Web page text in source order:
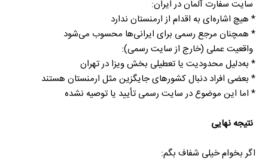
‎* هیچ اشاره‌ای به اقدام از ارمنستان ندارد
‎* همچنان مرجع رسمی برای ایرانی‌ها محسوب می‌شود
‎* به‌دلیل محدودیت یا تعطیلی بخش ویزا در تهران
‎* بعضی افراد دنبال کشورهای جایگزین مثل ارمنستان هستند
‎* اما این موضوع در سایت رسمی تأیید یا توصیه نشده
اگر بخوام خیلی شفاف بگم: